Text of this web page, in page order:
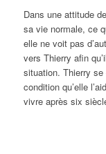
Dans une attitude
sa vie normale, ce
elle ne voit pas
vers Thierry afin
situation. Thierry se
condition qu’elle
vivre après six